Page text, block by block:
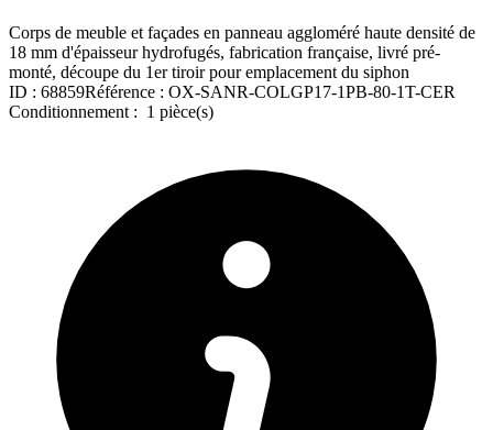
Corps de meuble et façades en panneau aggloméré haute densité de
18 mm d'épaisseur hydrofugés, fabrication française, livré pré-
monté, découpe du 1er tiroir pour emplacement du siphon
ID : 68859Référence : OX-SANR-COLGP17-1PB-80-1T-CER
Conditionnement : 1 pièce(s)